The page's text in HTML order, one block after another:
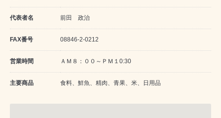
代表者名 前田 政治
FAX番号 08846-2-0212
営業時間 ＡＭ８：００～ＰＭ１0:30
主要商品 食料、鮮魚、精肉、青果、米、日用品